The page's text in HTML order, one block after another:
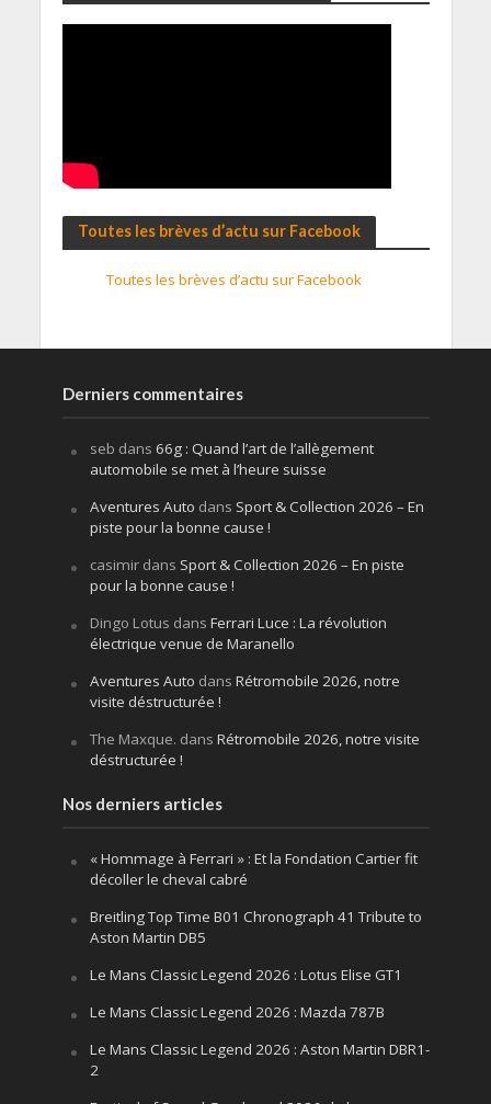
Toutes les brèves d’actu sur Facebook
Toutes les brèves d’actu sur Facebook
Derniers commentaires
seb dans 66g : Quand l’art de l’allègement
automobile se met à l’heure suisse
Aventures Auto dans Sport & Collection 2026 – En
piste pour la bonne cause !
casimirdans Sport & Collection 2026 – En piste
pour la bonne cause !
Dingo Lotus dans Ferrari Luce : La révolution
électrique venue de Maranello
Aventures Auto dans Rétromobile 2026, notre
visite déstructurée !
The Maxque. dans Rétromobile 2026, notre visite
déstructurée !
Nos derniers articles
« Hommage à Ferrari » : Et la Fondation Cartier fit
décoller le cheval cabré
Breitling Top Time B01 Chronograph 41 Tribute to
Aston Martin DB5
Le Mans Classic Legend 2026 : Lotus Elise GT1
Le Mans Classic Legend 2026 : Mazda 787B
Le Mans Classic Legend 2026 : Aston Martin DBR1-
2